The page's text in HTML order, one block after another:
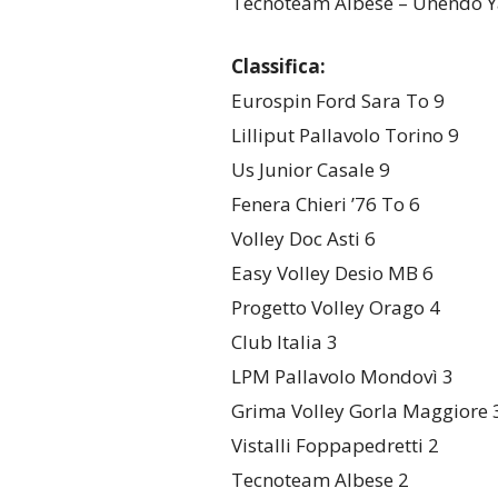
Classifica:
Eurospin Ford Sara To 9
Lilliput Pallavolo Torino 9
Us Junior Casale 9
Fenera Chieri ’76 To 6
Volley Doc Asti 6
Easy Volley Desio MB 6
Progetto Volley Orago 4
Club Italia 3
LPM Pallavolo Mondovì 3
Grima Volley Gorla Maggiore
Vistalli Foppapedretti 2
Tecnoteam Albese 2